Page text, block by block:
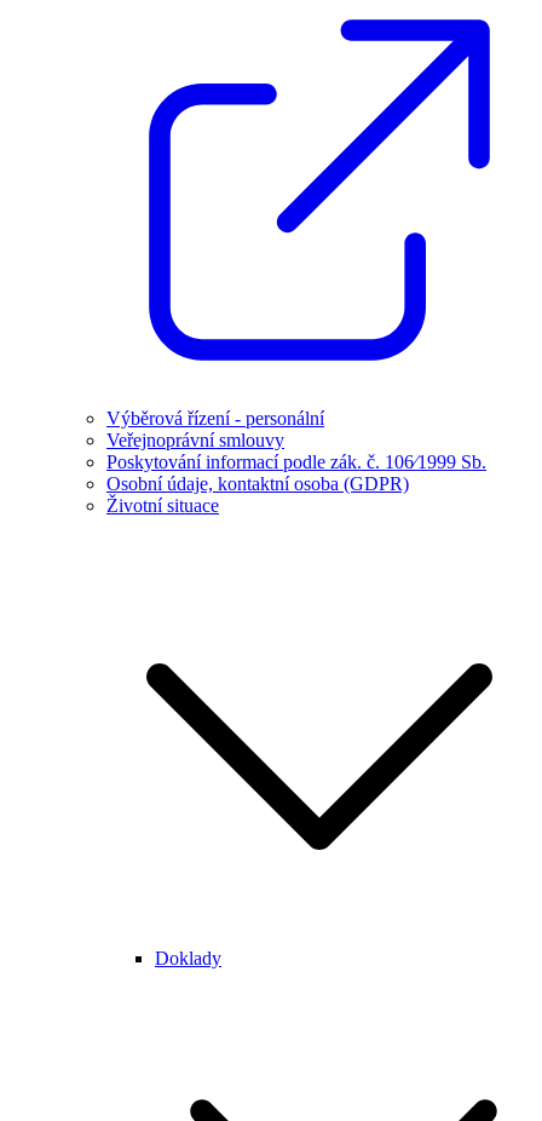
Výběrová řízení - personální
Veřejnoprávní smlouvy
Poskytování informací podle zák. č. 106⁄1999 Sb.
Osobní údaje, kontaktní osoba (GDPR)
Životní situace
Doklady